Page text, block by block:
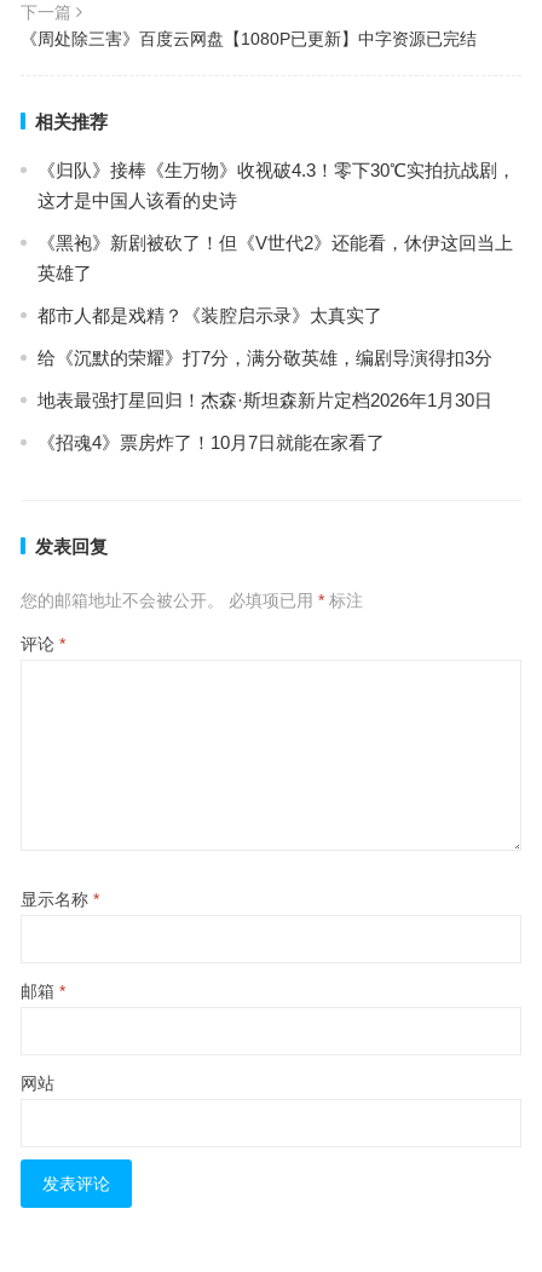
下一篇
《周处除三害》百度云网盘【1080P已更新】中字资源已完结
相关推荐
《归队》接棒《生万物》收视破4.3！零下30℃实拍抗战剧，
这才是中国人该看的史诗
《黑袍》新剧被砍了！但《V世代2》还能看，休伊这回当上
英雄了
都市人都是戏精？《装腔启示录》太真实了
给《沉默的荣耀》打7分，满分敬英雄，编剧导演得扣3分
地表最强打星回归！杰森·斯坦森新片定档2026年1月30日
《招魂4》票房炸了！10月7日就能在家看了
发表回复
您的邮箱地址不会被公开。 必填项已用 *标注
评论 *
显示名称 *
邮箱 *
网站